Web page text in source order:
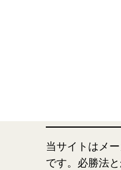
当サイトはメ
です。必勝法